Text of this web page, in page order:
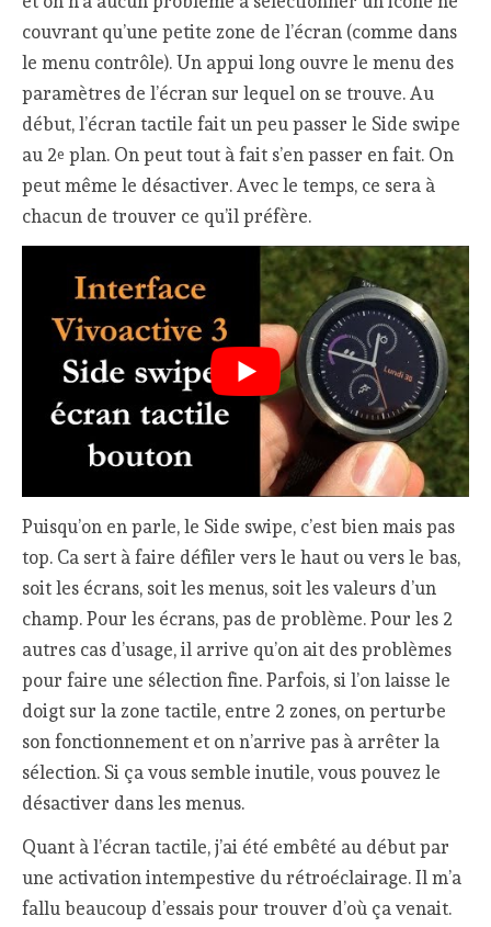
couvrant qu’une petite zone de l’écran (comme dans
le menu contrôle). Un appui long ouvre le menu des
paramètres de l’écran sur lequel on se trouve. Au
début, l’écran tactile fait un peu passer le Side swipe
au 2e plan. On peut tout à fait s’en passer en fait. On
peut même le désactiver. Avec le temps, ce sera à
chacun de trouver ce qu’il préfère.
Puisqu’on en parle, le Side swipe, c’est bien mais pas
top. Ca sert à faire défiler vers le haut ou vers le bas,
soit les écrans, soit les menus, soit les valeurs d’un
champ. Pour les écrans, pas de problème. Pour les 2
autres cas d’usage, il arrive qu’on ait des problèmes
pour faire une sélection fine. Parfois, si l’on laisse le
doigt sur la zone tactile, entre 2 zones, on perturbe
son fonctionnement et on n’arrive pas à arrêter la
sélection. Si ça vous semble inutile, vous pouvez le
désactiver dans les menus.
Quant à l’écran tactile, j’ai été embêté au début par
une activation intempestive du rétroéclairage. Il m’a
fallu beaucoup d’essais pour trouver d’où ça venait.